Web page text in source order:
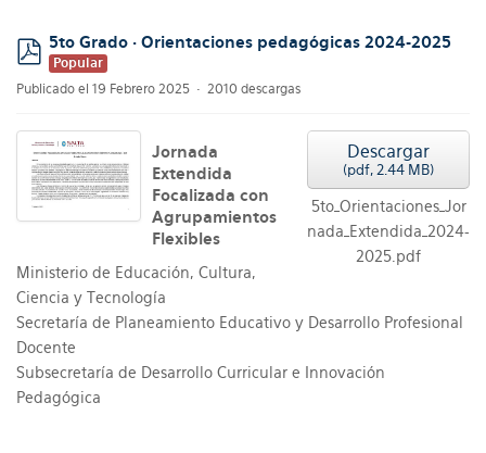
pdf
5to Grado · Orientaciones pedagógicas 2024-2025
Popular
Publicado el 19 Febrero 2025
2010 descargas
Descargar
(pdf, 2.44 MB)
5to_Orientaciones_Jor
nada_Extendida_2024-
2025.pdf
Jornada
Extendida
Focalizada con
Agrupamientos
Flexibles
Ministerio de Educación, Cultura,
Ciencia y Tecnología
Secretaría de Planeamiento Educativo y Desarrollo Profesional
Docente
Subsecretaría de Desarrollo Curricular e Innovación
Pedagógica